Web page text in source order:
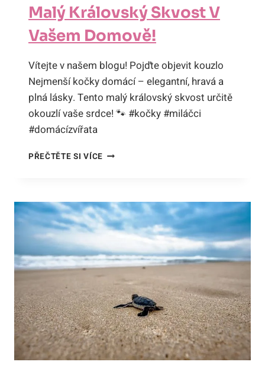
Malý Královský Skvost V
Vašem Domově!
Vítejte v našem blogu! Pojďte objevit kouzlo
Nejmenší kočky domácí – elegantní, hravá a
plná lásky. Tento malý královský skvost určitě
okouzlí vaše srdce! 🐾 #kočky #miláčci
#domácízvířata
PŘEČTĚTE SI VÍCENEJMENŠÍ
KRÁLOVSKÝ
SKVOST
V
DOMOVĚ!